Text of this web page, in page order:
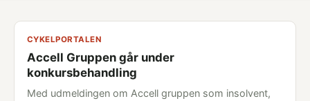
CYKELPORTALEN
Accell Gruppen går under
konkursbehandling
Med udmeldingen om Accell gruppen som insolvent,